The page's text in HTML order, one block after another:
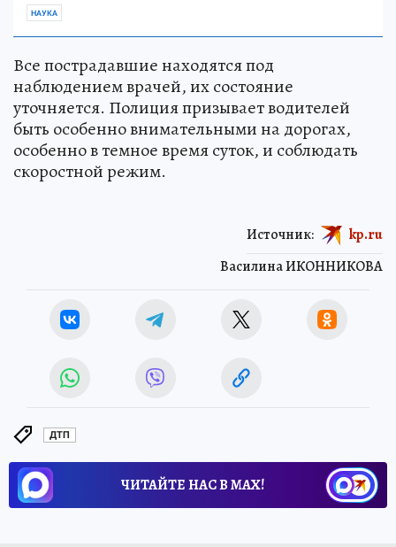
НАУКА
Все пострадавшие находятся под
наблюдением врачей, их состояние
уточняется. Полиция призывает водителей
быть особенно внимательными на дорогах,
особенно в темное время суток, и соблюдать
скоростной режим.
Василина ИКОННИКОВА
Источник: kp.ru
ДТП
ЧИТАЙТЕ НАС В МАХ!